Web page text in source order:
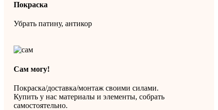
Покраска
Убрать патину, антикор
Сам могу!
Покраска/доставка/монтаж своими силами.
Купить у нас материалы и элементы, собрать
самостоятельно.